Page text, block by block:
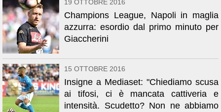
19 OTTOBRE 2016
Champions League, Napoli in maglia
azzurra: esordio dal primo minuto per
Giaccherini
15 OTTOBRE 2016
Insigne a Mediaset: "Chiediamo scusa
ai tifosi, ci è mancata cattiveria e
intensità. Scudetto? Non ne abbiamo